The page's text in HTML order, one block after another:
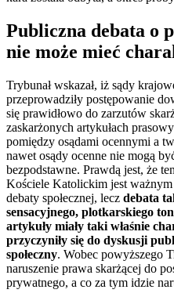
Publiczna debata o
nie może mieć
Trybunał wskazał, iż sądy
przeprowadziły postępowanie
się prawidłowo do zarzutów
zaskarżonych artykułach
pomiędzy osądami ocennymi a
nawet osądy ocenne nie mogą
bezpodstawne. Prawdą jest, że
Kościele Katolickim jest
debaty społecznej, lecz debata
sensacyjnego, plotkarskiego
artykuły miały taki właśnie
przyczyniły się do dyskusji
społeczny. Wobec powyższego
naruszenie prawa skarżącej do
prywatnego, a co za tym idzie